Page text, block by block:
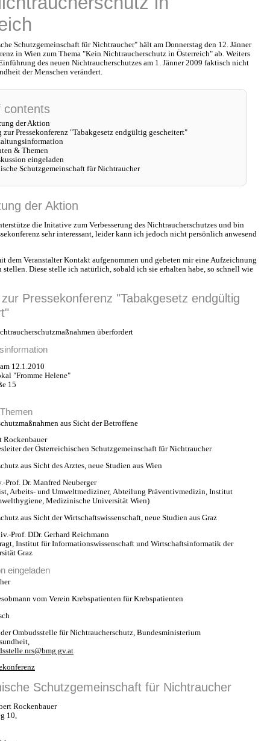
Schutzgemeinschaft für Nichtraucher" hält am Donnerstag den 12. Jänner
in Wien zum Thema "Kein Nichtraucherschutz in Österreich" ab. Weiters
des neuen Nichtraucherschutzes am 1. Jänner 2009 faktisch nicht
der Menschen verändert.
contents
der Aktion
zur Pressekonferenz "Tabakgesetz endgültig gescheitert"
& Themen
eingeladen
Schutzgemeinschaft für Nichtraucher
der Aktion
die Initative zum Verbesserung des Nichtraucherschutzes und bin
sehr interessant, leider kann ich jedoch nicht persönlich anwesend
dem Veranstalter Kontakt aufgenommen und gebeten mir eine Aufzeichnung
stellen. Diese stelle ich natürlich, sobald ich sie erhalten habe, so schnell wie
Pressekonferenz "Tabakgesetz endgültig
überfordert
12.1.2010
"Fromme Helene"
15
aus Sicht der Betroffene
Rockenbauer
der Österreichischen Schutzgemeinschaft für Nichtraucher
aus Sicht des Arztes, neue Studien aus Wien
Prof. Dr. Manfred Neuberger
Arbeits- und Umweltmediziner, Abteilung Präventivmedizin, Institut
Medizinische Universität Wien)
aus Sicht der Wirtschaftswissenschaft, neue Studien aus Graz
Prof. DDr. Gerhard Reichmann
Institut für Informationswissenschaft und Wirtschaftsinformatik der
Graz
eingeladen
vom Verein Krebspatienten für Krebspatienten
Ombudsstelle für Nichtraucherschutz, Bundesministerium
Schutzgemeinschaft für Nichtraucher
Rockenbauer
10,